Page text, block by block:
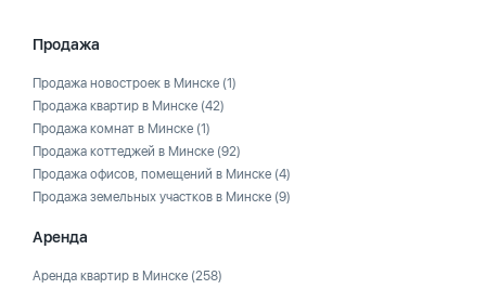
Продажа
Продажа новостроек в Минске (1)
Продажа квартир в Минске (42)
Продажа комнат в Минске (1)
Продажа коттеджей в Минске (92)
Продажа офисов, помещений в Минске (4)
Продажа земельных участков в Минске (9)
Аренда
Аренда квартир в Минске (258)